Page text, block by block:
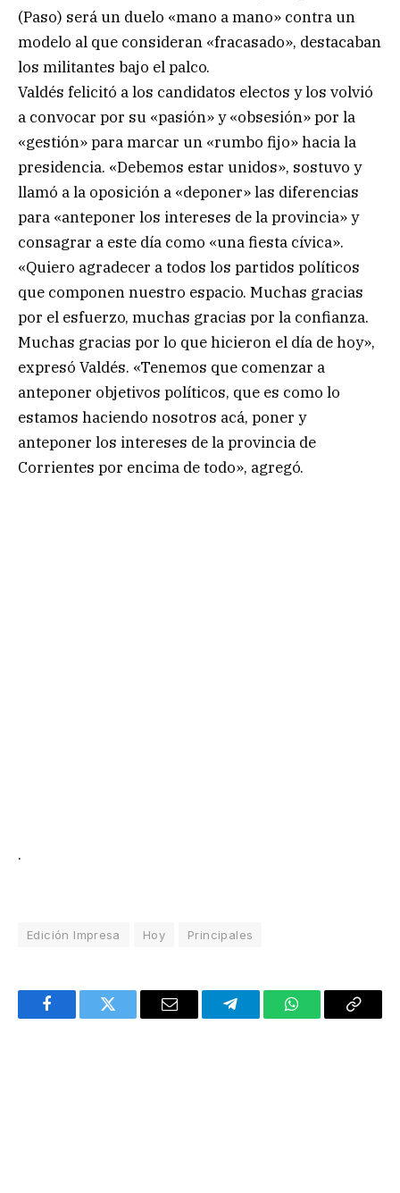
(Paso) será un duelo «mano a mano» contra un
modelo al que consideran «fracasado», destacaban
los militantes bajo el palco.
Valdés felicitó a los candidatos electos y los volvió
a convocar por su «pasión» y «obsesión» por la
«gestión» para marcar un «rumbo fijo» hacia la
presidencia. «Debemos estar unidos», sostuvo y
llamó a la oposición a «deponer» las diferencias
para «anteponer los intereses de la provincia» y
consagrar a este día como «una fiesta cívica».
«Quiero agradecer a todos los partidos políticos
que componen nuestro espacio. Muchas gracias
por el esfuerzo, muchas gracias por la confianza.
Muchas gracias por lo que hicieron el día de hoy»,
expresó Valdés. «Tenemos que comenzar a
anteponer objetivos políticos, que es como lo
estamos haciendo nosotros acá, poner y
anteponer los intereses de la provincia de
Corrientes por encima de todo», agregó.
.
Edición Impresa Hoy Principales
FacebookTwitter Email TelegramWhatsAppCopy